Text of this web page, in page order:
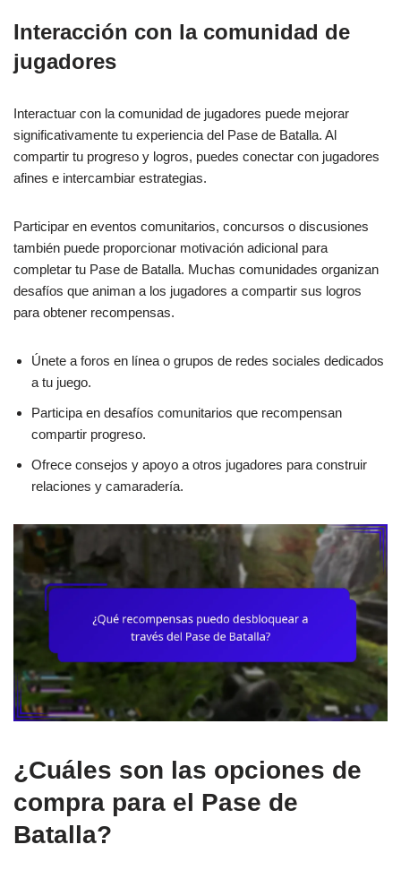
Interacción con la comunidad de
jugadores
Interactuar con la comunidad de jugadores puede mejorar
significativamente tu experiencia del Pase de Batalla. Al
compartir tu progreso y logros, puedes conectar con jugadores
afines e intercambiar estrategias.
Participar en eventos comunitarios, concursos o discusiones
también puede proporcionar motivación adicional para
completar tu Pase de Batalla. Muchas comunidades organizan
desafíos que animan a los jugadores a compartir sus logros
para obtener recompensas.
Únete a foros en línea o grupos de redes sociales dedicados
a tu juego.
Participa en desafíos comunitarios que recompensan
compartir progreso.
Ofrece consejos y apoyo a otros jugadores para construir
relaciones y camaradería.
¿Cuáles son las opciones de
compra para el Pase de
Batalla?